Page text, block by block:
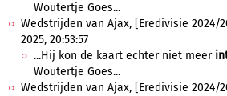
Woutertje Goes...
Wedstrijden van Ajax, [Eredivisie 2024/
2025, 20:53:57
...Hij kon de kaart echter niet meer
Woutertje Goes...
Wedstrijden van Ajax, [Eredivisie 2024/